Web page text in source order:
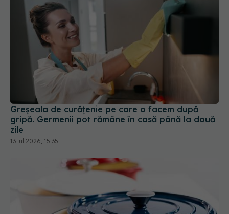
Greșeala de curățenie pe care o facem după
gripă. Germenii pot rămâne în casă până la două
13 iul 2026, 15:35